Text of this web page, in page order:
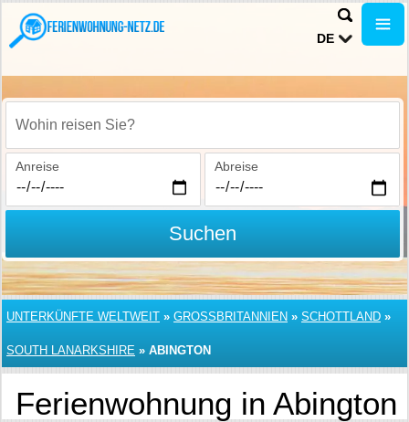
DE
Wohin reisen Sie?
Anreise Abreise
Suchen
UNTERKÜNFTE WELTWEIT » GROSSBRITANNIEN » SCHOTTLAND »
SOUTH LANARKSHIRE » ABINGTON
Ferienwohnung in Abington